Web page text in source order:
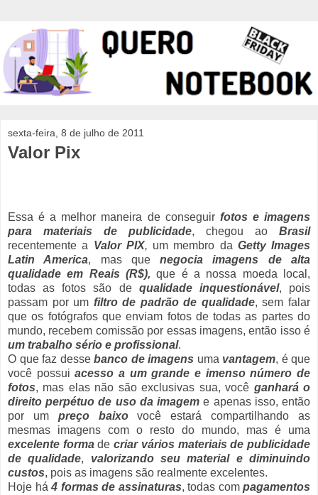
sexta-feira, 8 de julho de 2011
Valor Pix
Essa é a melhor maneira de conseguirfotos e imagens
para materiais de publicidade, chegou ao Brasil
recentemente a Valor PIX, um membro da Getty Images
Latin America, mas quenegocia imagens de alta
qualidade em Reais (R$), que é a nossa moeda local,
todas as fotos são de qualidade inquestionável, pois
passam por um filtro de padrão de qualidade, sem falar
que os fotógrafos que enviam fotos de todas as partes do
mundo, recebem comissão por essas imagens, então isso é
um trabalho sério e profissional.
O que faz dessebanco de imagens uma vantagem, é que
você possuiacesso a um grande e imenso número de
fotos, mas elas não são exclusivas sua, você ganhará o
direito perpétuo de uso da imagem e apenas isso, então
por um preço baixovocê estará compartilhando as
mesmas imagens com o resto do mundo, mas é uma
excelente formadecriar vários materiais de publicidade
de qualidade, valorizando seu material e diminuindo
custos, pois as imagens são realmente excelentes.
Hoje há4 formas de assinaturas, todas compagamentos